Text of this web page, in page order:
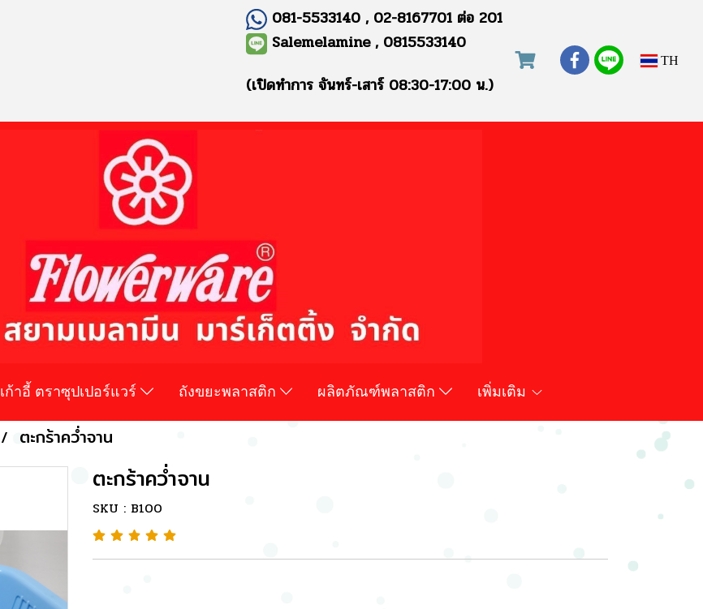
081-5533140 , 02-8167701 ต่อ 201
Salemelamine , 0815533140
(เปิดทำการ จันทร์-เสาร์ 08:30-17:00 น.)
TH
เก้าอี้ ตราซุปเปอร์แวร์ ถังขยะพลาสติก ผลิตภัณฑ์พลาสติก เพิ่มเติม
ตะกร้าคว่ำจาน
ตะกร้าคว่ำจาน
SKU : B100